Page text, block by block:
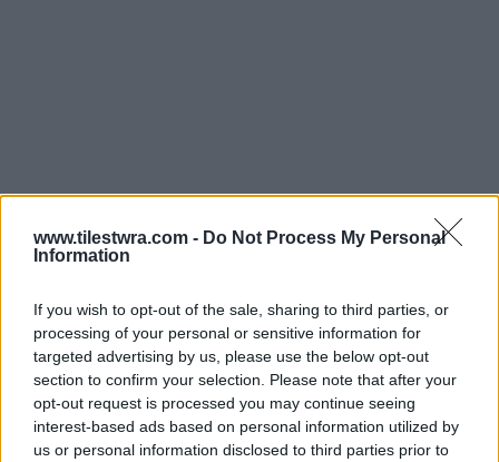
www.tilestwra.com - Do Not Process My Personal
Information
If you wish to opt-out of the sale, sharing to third parties, or
processing of your personal or sensitive information for
targeted advertising by us, please use the below opt-out
section to confirm your selection. Please note that after your
opt-out request is processed you may continue seeing
interest-based ads based on personal information utilized by
us or personal information disclosed to third parties prior to